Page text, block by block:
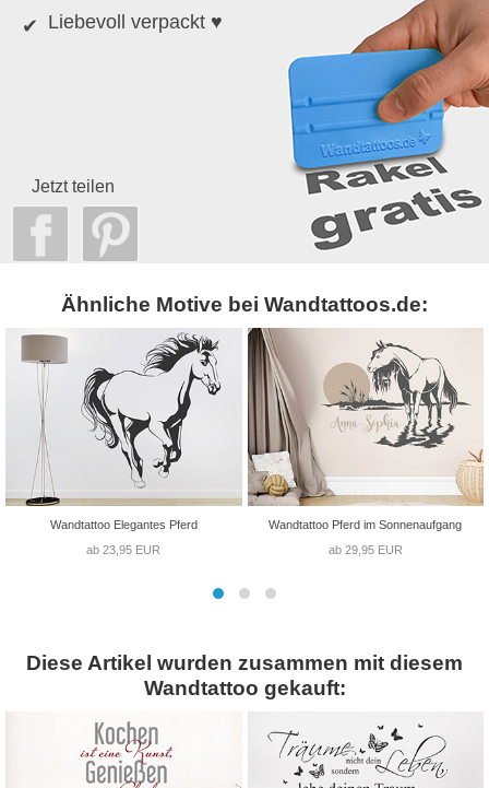
Liebevoll verpackt ♥
Jetzt teilen
Ähnliche Motive bei Wandtattoos.de:
Wandtattoo Elegantes Pferd
ab 23,95 EUR
Wandtattoo Pferd im Sonnenaufgang
ab 29,95 EUR
Diese Artikel wurden zusammen mit diesem
Wandtattoo gekauft: